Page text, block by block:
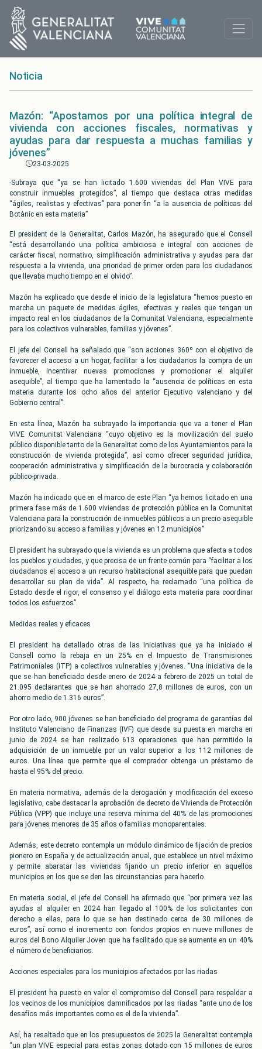
Noticia
Mazón: “Apostamos por una política integral de
vivienda con acciones fiscales, normativas y
ayudas para dar respuesta a muchas familias y
jóvenes”
23-03-2025
-Subraya que “ya se han licitado 1.600 viviendas del Plan VIVE para
construir inmuebles protegidos”, al tiempo que destaca otras medidas
“ágiles, realistas y efectivas” para poner fin “a la ausencia de políticas del
Botànic en esta materia”
El president de la Generalitat, Carlos Mazón, ha asegurado que el Consell
“está desarrollando una política ambiciosa e integral con acciones de
carácter fiscal, normativo, simplificación administrativa y ayudas para dar
respuesta a la vivienda, una prioridad de primer orden para los ciudadanos
que llevaba mucho tiempo en el olvido”.
Mazón ha explicado que desde el inicio de la legislatura “hemos puesto en
marcha un paquete de medidas ágiles, efectivas y reales que tengan un
impacto real en los ciudadanos de la Comunitat Valenciana, especialmente
para los colectivos vulnerables, familias y jóvenes”.
El jefe del Consell ha señalado que “son acciones 360º con el objetivo de
favorecer el acceso a un hogar, facilitar a los ciudadanos la compra de un
inmueble, incentivar nuevas promociones y promocionar el alquiler
asequible”, al tiempo que ha lamentado la “ausencia de políticas en esta
materia durante los ocho años del anterior Ejecutivo valenciano y del
Gobierno central”.
En esta línea, Mazón ha subrayado la importancia que va a tener el Plan
VIVE Comunitat Valenciana “cuyo objetivo es la movilización del suelo
público disponible tanto de la Generalitat como de los Ayuntamientos para la
construcción de vivienda protegida”, así como ofrecer seguridad jurídica,
cooperación administrativa y simplificación de la burocracia y colaboración
público-privada.
Mazón ha indicado que en el marco de este Plan “ya hemos licitado en una
primera fase más de 1.600 viviendas de protección pública en la Comunitat
Valenciana para la construcción de inmuebles públicos a un precio asequible
priorizando su acceso a familias y jóvenes en 12 municipios”
El president ha subrayado que la vivienda es un problema que afecta a todos
los pueblos y ciudades, y que precisa de un frente común para “facilitar a los
ciudadanos el acceso a un recurso habitacional asequible para que puedan
desarrollar su plan de vida”. Al respecto, ha reclamado “una política de
Estado desde el rigor, el consenso y el diálogo esta materia para coordinar
todos los esfuerzos”.
Medidas reales y eficaces
El president ha detallado otras de las iniciativas que ya ha iniciado el
Consell como la rebaja en un 25% en el Impuesto de Transmisiones
Patrimoniales (ITP) a colectivos vulnerables y jóvenes. “Una iniciativa de la
que se han beneficiado desde enero de 2024 a febrero de 2025 un total de
21.095 declarantes que se han ahorrado 27,8 millones de euros, con un
ahorro medio de 1.316 euros”.
Por otro lado, 900 jóvenes se han beneficiado del programa de garantías del
Instituto Valenciano de Finanzas (IVF) que desde su puesta en marcha en
junio de 2024 se han realizado 613 operaciones que han permitido la
adquisición de un inmueble por un valor superior a los 112 millones de
euros. Una línea que permite que el comprador obtenga un préstamo de
hasta el 95% del precio.
En materia normativa, además de la derogación y modificación del exceso
legislativo, cabe destacar la aprobación de decreto de Vivienda de Protección
Pública (VPP) que incluye una reserva mínima del 40% de las promociones
para jóvenes menores de 35 años o familias monoparentales.
Además, este decreto contempla un módulo dinámico de fijación de precios
pionero en España y de actualización anual, que establece un nivel máximo
y permite abaratar las viviendas fijando un precio inferior en aquellos
municipios en los que se den las circunstancias para hacerlo.
En materia social, el jefe del Consell ha afirmado que “por primera vez las
ayudas al alquiler en 2024 han llegado al 100% de los solicitantes con
derecho a ellas, para lo que se han destinado cerca de 30 millones de
euros”, así como el incremento con fondos propios en nueve millones de
euros del Bono Alquiler Joven que ha facilitado que se aumente en un 40%
el número de beneficiarios.
Acciones especiales para los municipios afectados por las riadas
El president ha puesto en valor el compromiso del Consell para respaldar a
los vecinos de los municipios damnificados por las riadas “ante uno de los
desafíos más importantes como es el de la vivienda”.
Así, ha resaltado que en los presupuestos de 2025 la Generalitat contempla
“un plan VIVE especial para estas zonas dotado con 15 millones de euros